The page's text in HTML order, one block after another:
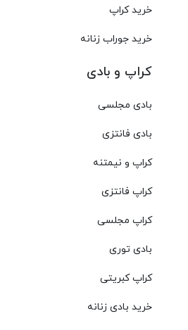
خرید کراپ
خرید جوراب زنانه
کراپ و بادی
بادی مجلسی
بادی فانتزی
کراپ و نیمتنه
کراپ فانتزی
کراپ مجلسی
بادی توری
کراپ کبریتی
خرید بادی زنانه